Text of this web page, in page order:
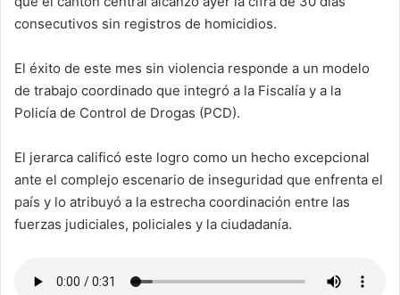
consecutivos sin registros de homicidios.
El éxito de este mes sin violencia responde a un modelo
de trabajo coordinado que integró a la Fiscalía y a la
Policía de Control de Drogas (PCD).
El jerarca calificó este logro como un hecho excepcional
ante el complejo escenario de inseguridad que enfrenta el
país y lo atribuyó a la estrecha coordinación entre las
fuerzas judiciales, policiales y la ciudadanía.